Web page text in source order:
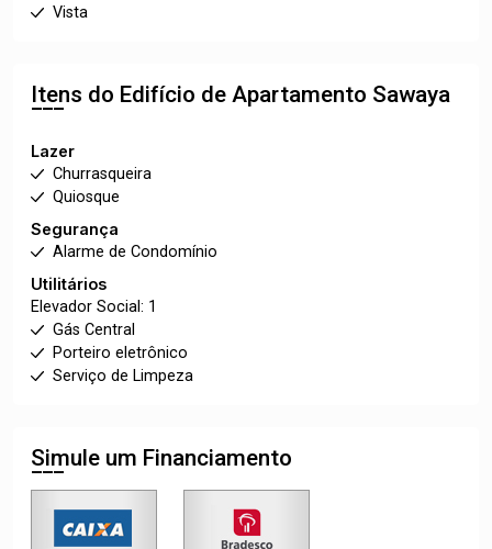
Vista
Itens do Edifício de Apartamento Sawaya
Lazer
Churrasqueira
Quiosque
Segurança
Alarme de Condomínio
Utilitários
Elevador Social: 1
Gás Central
Porteiro eletrônico
Serviço de Limpeza
Simule um Financiamento